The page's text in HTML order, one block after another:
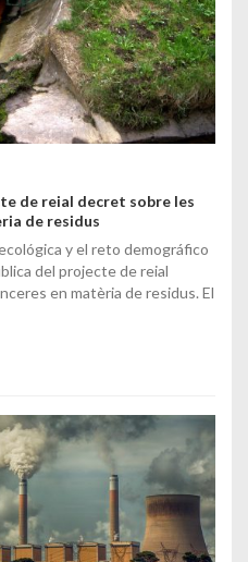
de reial decret sobre les
de residus
y el reto demográfico
del projecte de reial
en matèria de residus. El